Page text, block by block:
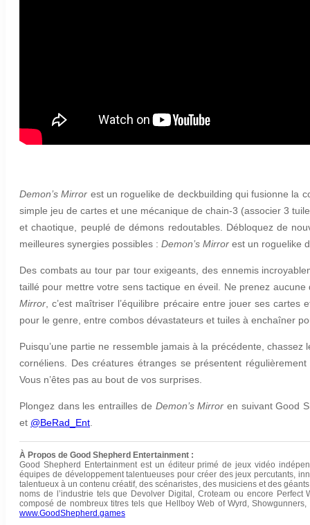
Demon’s Mirror est un roguelike de deckbuilding qui fusionne la
simple jeu de cartes et une mécanique de chain-3 (associer 3
et chaotique, peuplé de démons redoutables. Débloquez de
meilleures synergies possibles : Demon’s Mirror est un roguelike
Des combats au tour par tour exigeants, des ennemis
taillé pour mettre votre sens tactique en éveil. Ne prenez
Mirror , c’est maîtriser l’équilibre précaire entre jouer ses
pour le genre, entre combos dévastateurs et tuiles à enchaîner
Puisqu’une partie ne ressemble jamais à la précédente,
cornéliens. Des créatures étranges se présentent
Vous n’êtes pas au bout de vos surprises.
Plongez dans les entrailles de Demon’s Mirror en suivant Good
et @BeRad_Ent
À Propos de Good Shepherd Entertainment :
Good Shepherd Entertainment est un éditeur primé de jeux vidéo
équipes de développement talentueuses pour créer des jeux percutants,
talentueux à un contenu créatif, des scénaristes, des musiciens et des
noms de l’industrie tels que Devolver Digital, Croteam ou encore
composé de nombreux titres tels que Hellboy Web of Wyrd,
www.GoodShepherd.games